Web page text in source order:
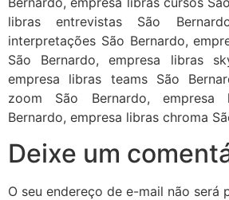
libras entrevistas São
interpretações São Bernardo,
São Bernardo, empresa libras
empresa libras teams São
zoom São Bernardo, empresa
Bernardo, empresa libras chroma
Deixe um
O seu endereço de e-mail não será